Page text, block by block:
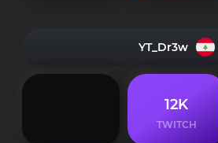
YT_Dr3w
12K
TWITCH